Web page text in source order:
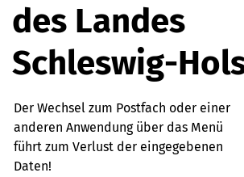
des Landes
Schleswig-
Der Wechsel zum Postfach oder einer
anderen Anwendung über das Menü
führt zum Verlust der eingegebenen
Daten!